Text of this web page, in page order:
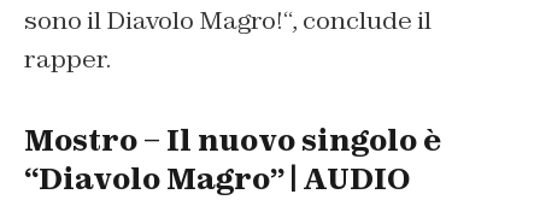
sono il Diavolo Magro!“, conclude il
rapper.
Mostro – Il nuovo singolo è
“Diavolo Magro” | AUDIO